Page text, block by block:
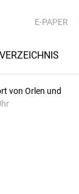
E-PAPER
von Orlen und